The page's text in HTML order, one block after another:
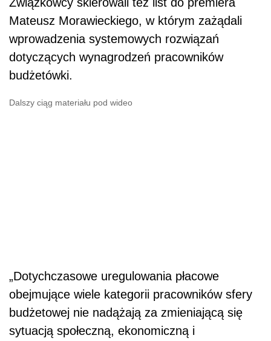
Mateusz Morawieckiego, w którym zażądali
wprowadzenia systemowych rozwiązań
dotyczących wynagrodzeń pracowników
budżetówki.
Dalszy ciąg materiału pod wideo
„Dotychczasowe uregulowania płacowe
obejmujące wiele kategorii pracowników sfery
budżetowej nie nadążają za zmieniającą się
sytuacją społeczną, ekonomiczną i